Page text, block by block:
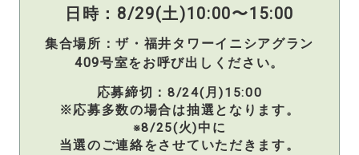
日時：8/29(土)10:00〜15:00
集合場所：ザ・福井タワーイニシアグラン
409号室をお呼び出しください。
応募締切：8/24(月)15:00
※応募多数の場合は抽選となります。
※8/25(火)中に
当選のご連絡をさせていただきます。